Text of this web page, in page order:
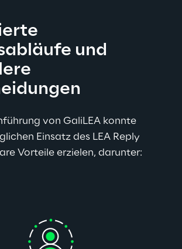
und
von GaliLEA konnte
Einsatz des LEA Reply
Vorteile erzielen, darunter: